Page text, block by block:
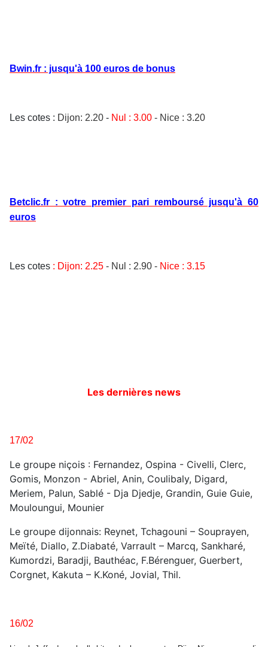
Bwin.fr : jusqu'à 100 euros de bonus
Les cotes : Dijon: 2.20 - Nul : 3.00 - Nice : 3.20
Betclic.fr : votre premier pari remboursé jusqu'à 60
euros
Les cotes : Dijon: 2.25 - Nul : 2.90 - Nice : 3.15
Les dernières news
17/02
Le groupe niçois : Fernandez, Ospina - Civelli, Clerc,
Gomis, Monzon - Abriel, Anin, Coulibaly, Digard,
Meriem, Palun, Sablé - Dja Djedje, Grandin, Guie Guie,
Mouloungui, Mounier
Le groupe dijonnais: Reynet, Tchagouni – Souprayen,
Meïté, Diallo, Z.Diabaté, Varrault – Marcq, Sankharé,
Kumordzi, Baradji, Bauthéac, F.Bérenguer, Guerbert,
Corgnet, Kakuta – K.Koné, Jovial, Thil.
16/02